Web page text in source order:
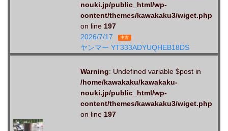
nouki.jp/public_html/wp-
content/themes/kawakaku3/wiget.php
on line 197
2026/7/17
中古
ヤンマー YT333ADYUQHEB18DS
Warning: Undefined variable $post in
/home/kawakaku/kawakaku-
nouki.jp/public_html/wp-
content/themes/kawakaku3/wiget.php
on line 197